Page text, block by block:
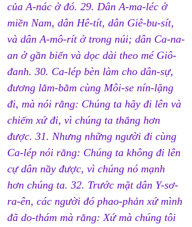
của A-nác ở đó. 29. Dân A-ma-léc ở
miền Nam, dân Hê-tít, dân Giê-bu-sít,
và dân A-mô-rít ở trong núi; dân Ca-na-
an ở gần biển và dọc dài theo mé Giô-
đanh. 30. Ca-lép bèn làm cho dân-sự,
đương lằm-bằm cùng Môi-se nín-lặng
đi, mà nói rằng: Chúng ta hãy đi lên và
chiếm xứ đi, vì chúng ta thắng hơn
được. 31. Nhưng những người đi cùng
Ca-lép nói rằng: Chúng ta không đi lên
cự dân nầy được, vì chúng nó mạnh
hơn chúng ta. 32. Trước mặt dân Y-sơ-
ra-ên, các người đó phao-phản xứ mình
đã do-thám mà rằng: Xứ mà chúng tôi